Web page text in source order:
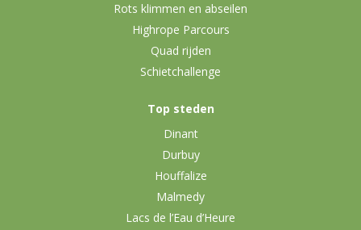
Rots klimmen en abseilen
Highrope Parcours
Quad rijden
Schietchallenge
Top steden
Dinant
Durbuy
Houffalize
Malmedy
Lacs de l’Eau d’Heure